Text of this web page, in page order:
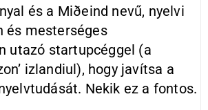
és a Miðeind nevű, nyelvi
és mesterséges
utazó startupcéggel (a
izlandiul), hogy javítsa a
Nekik ez a fontos.